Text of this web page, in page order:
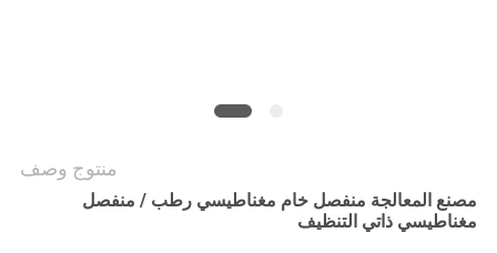
منتوج وصف
مصنع المعالجة منفصل خام مغناطيسي رطب / منفصل
مغناطيسي ذاتي التنظيف